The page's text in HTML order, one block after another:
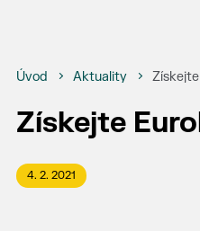
Úvod Aktuality
Získejte
4. 2. 2021